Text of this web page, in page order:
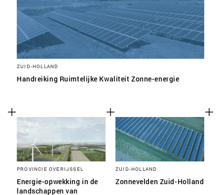
ZUID-HOLLAND
Handreiking Ruimtelijke Kwaliteit Zonne-energie
PROVINCIE OVERIJSSEL
Energie-opwekking in de
landschappen van
ZUID-HOLLAND
Zonnevelden Zuid-Holland